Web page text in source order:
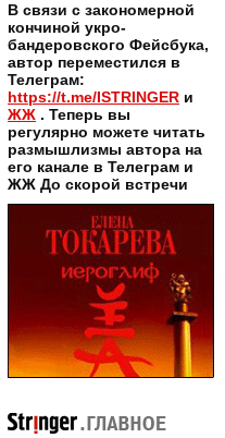
В связи с закономерной
кончиной укро-
бандеровского Фейсбука,
автор переместился в
Телеграм:
https://t.me/ISTRINGER и
ЖЖ . Теперь вы
регулярно можете читать
размышлизмы автора на
его канале в Телеграм и
ЖЖ До скорой встречи